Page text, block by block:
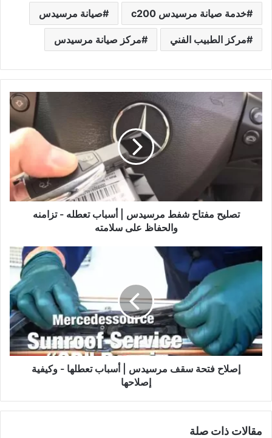
خدمة صيانة مرسيدس c200 صيانة مرسيدس
مركز الطبيب الفني مركز صيانة مرسيدس
تصليح
مفتاح
شفط
مرسيدس
أسباب
تزامنه
والحفاظتصليح مفتاح شفط مرسيدس | أسباب تعطله - تزامنه
والحفاظ على سلامته
إصلاح
فتحة
|
أسباب
تعطلها
-
وكيفية
إصلاحهاإصلاح فتحة سقف مرسيدس | أسباب تعطلها - وكيفية
إصلاحها
مقالات ذات صلة